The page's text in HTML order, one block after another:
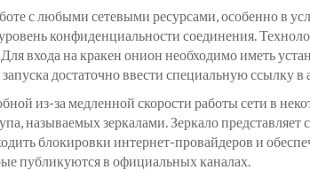
с любыми сетевыми ресурсами, особенно в
конфиденциальности соединения.
входа на кракен онион необходимо иметь
достаточно ввести специальную ссылку в
из-за медленной скорости работы сети в
называемых зеркалами. Зеркало
блокировки интернет-провайдеров и
публикуются в официальных каналах.